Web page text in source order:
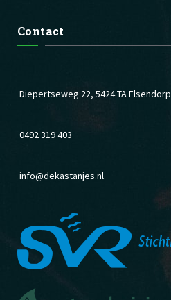
Contact
Diepertseweg 22, 5424 TA Elsendorp
0492 319 403
info@dekastanjes.nl